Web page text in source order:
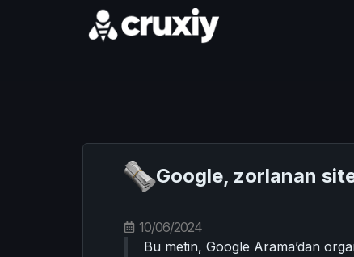
Google, zorlanan
10/06/2024
Bu metin, Google Arama’dan